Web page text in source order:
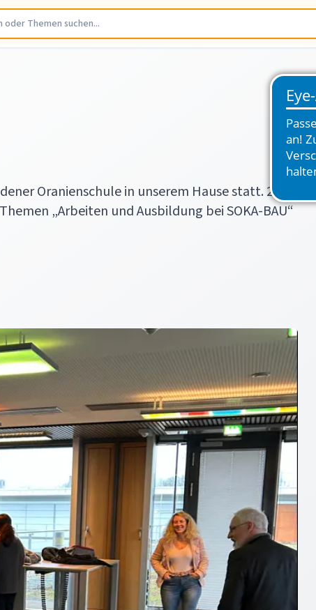
Oranienschule in unserem Hause statt. 22
„Arbeiten und Ausbildung bei SOKA-BAU“